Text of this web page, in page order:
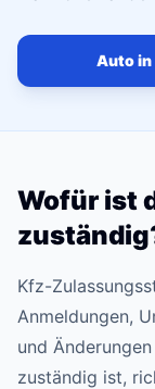
Auto in
Wofür ist
Kfz-
Anmeldungen,
und
zuständig ist,